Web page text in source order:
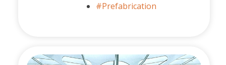
#Prefabrication